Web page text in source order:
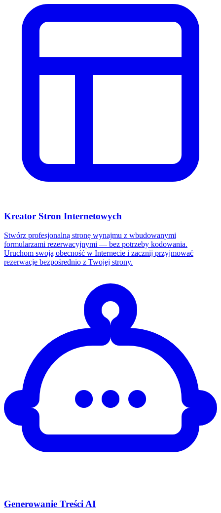
Kreator Stron Internetowych
Stwórz profesjonalną stronę wynajmu z wbudowanymi
formularzami rezerwacyjnymi — bez potrzeby kodowania.
Uruchom swoją obecność w Internecie i zacznij przyjmować
rezerwacje bezpośrednio z Twojej strony.
Generowanie Treści AI